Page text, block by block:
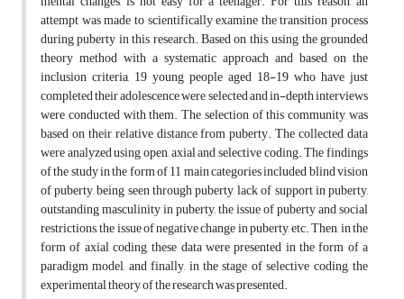
attempt was made to scientifically examine the transition process
during puberty in this research. Based on this, using the grounded
theory method with a systematic approach and based on the
inclusion criteria, 19 young people aged 18-19 who have just
completed their adolescence were selected and in-depth interviews
were conducted with them. The selection of this community was
based on their relative distance from puberty. The collected data
were analyzed using open, axial and selective coding. The findings
of the study in the form of 11 main categories included blind vision
of puberty, being seen through puberty, lack of support in puberty,
outstanding masculinity in puberty, the issue of puberty and social
restrictions, the issue of negative change in puberty, etc. Then, in the
form of axial coding, these data were presented in the form of a
paradigm model, and finally, in the stage of selective coding, the
experimental theory of the research was presented.